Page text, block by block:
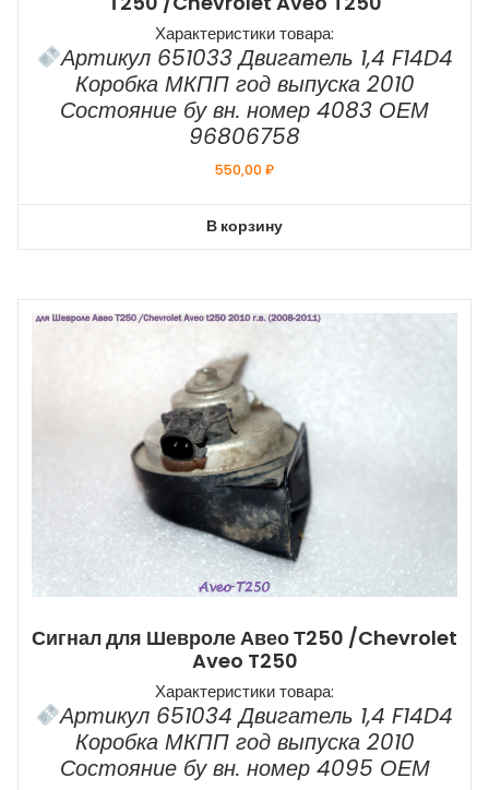
Характеристики товара:
Артикул 651033 Двигатель 1,4 F14D4
Коробка МКПП год выпуска 2010
Состояние бу вн. номер 4083 ОЕМ
96806758
550,00₽
В корзину
Сигнал для Шевроле Авео Т250 /Chevrolet
Aveo T250
Характеристики товара:
Артикул 651034 Двигатель 1,4 F14D4
Коробка МКПП год выпуска 2010
Состояние бу вн. номер 4095 ОЕМ